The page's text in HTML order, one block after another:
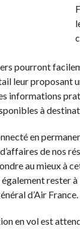
pourront
leur proposant
informations
à
en
de nos
au mieux à
rester
d’Air France.
en vol est